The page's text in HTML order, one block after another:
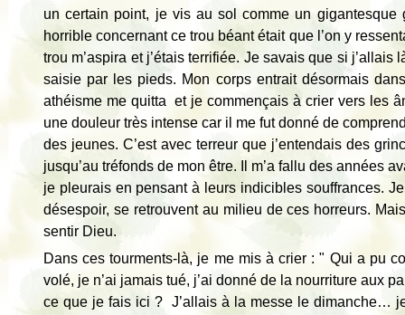
un certain point, je vis au sol comme un
horrible concernant ce trou béant était que l’on y
trou m’aspira et j’étais terrifiée. Je savais que si
saisie par les pieds. Mon corps entrait désormais
athéisme me quitta et je commençais à crier vers les
une douleur très intense car il me fut donné de
des jeunes. C’est avec terreur que j’entendais des
jusqu’au tréfonds de mon être. Il m’a fallu des années
je pleurais en pensant à leurs indicibles souffrances.
désespoir, se retrouvent au milieu de ces horreurs.
sentir Dieu.
Dans ces tourments-là, je me mis à crier : " Qui a pu
volé, je n’ai jamais tué, j’ai donné de la nourriture aux
ce que je fais ici ? J’allais à la messe le dimanche…